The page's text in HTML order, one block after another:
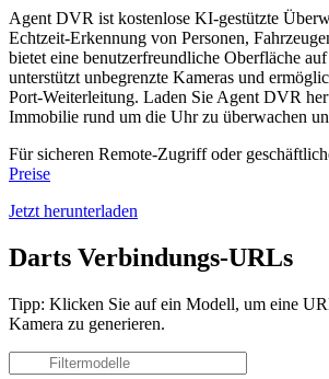
Agent DVR ist kostenlose KI-gestützte
Echtzeit-Erkennung von Personen,
bietet eine benutzerfreundliche Oberfläche
unterstützt unbegrenzte Kameras und
Port-Weiterleitung. Laden Sie Agent DVR
Immobilie rund um die Uhr zu überwachen
Für sicheren Remote-Zugriff oder
Preise
Jetzt herunterladen
Darts Verbindungs-URLs
Tipp: Klicken Sie auf ein Modell, um eine
Kamera zu generieren.